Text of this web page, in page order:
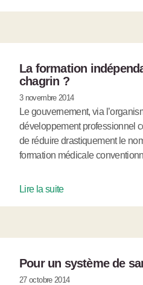
La formation
chagrin ?
3 novembre 2014
Le gouvernement, via
développement professionnel
de réduire drastiquement le
formation médicale
Lire la suite
Pour un système de
27 octobre 2014